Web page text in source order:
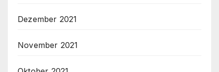
Dezember 2021
November 2021